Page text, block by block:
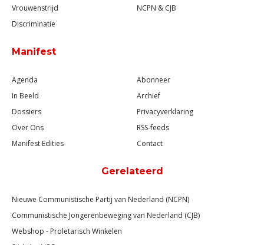
Vrouwenstrijd
Discriminatie
NCPN & CJB
Manifest
Agenda
In Beeld
Dossiers
Over Ons
Manifest Edities
Abonneer
Archief
Privacyverklaring
RSS-feeds
Contact
Gerelateerd
Nieuwe Communistische Partij van Nederland (NCPN)
Communistische Jongerenbeweging van Nederland (CJB)
Webshop - Proletarisch Winkelen